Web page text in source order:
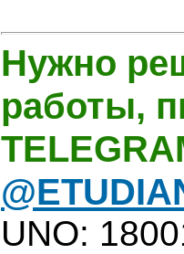
Нужно
работы,
UNO: